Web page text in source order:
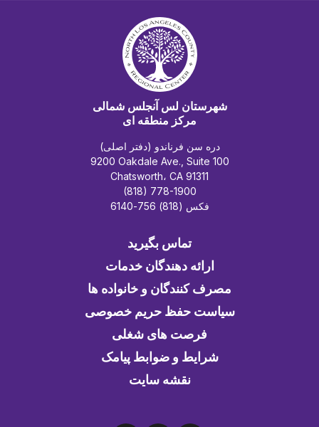
شهرستان لس آنجلس شمالی
مرکز منطقه ای
دره سن فرناندو (دفتر اصلی)
9200 Oakdale Ave., Suite 100
Chatsworth، CA 91311
(818) 778-1900
فکس (818) 756-6140
تماس بگیرید
ارائه دهندگان خدمات
مصرف کنندگان و خانواده ها
سیاست حفظ حریم خصوصی
فرصت های شغلی
شرایط و ضوابط پیامک
نقشه سایت